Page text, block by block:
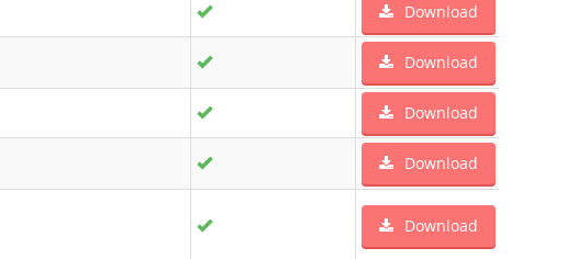
Download
Download
Download
Download
Download